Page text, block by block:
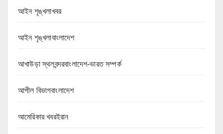
আইন শৃঙ্খলাখবর
আইন শৃঙ্খলাবাংলাদেশ
আখাউড়া স্থলবন্দরবাংলাদেশ-ভারত সম্পর্ক
আপীল বিভাগবাংলাদেশ
আমেরিকার খবরইরান